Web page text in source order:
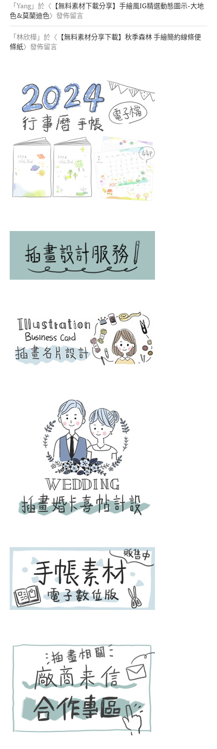
「Yang」於〈 【無料素材下載分享】手繪風IG精選動態圖示-大地
色&莫蘭迪色〉發佈留言
「林欣樺 」於〈 【無料素材分享下載】秋季森林 手繪簡約線條便
條紙〉發佈留言